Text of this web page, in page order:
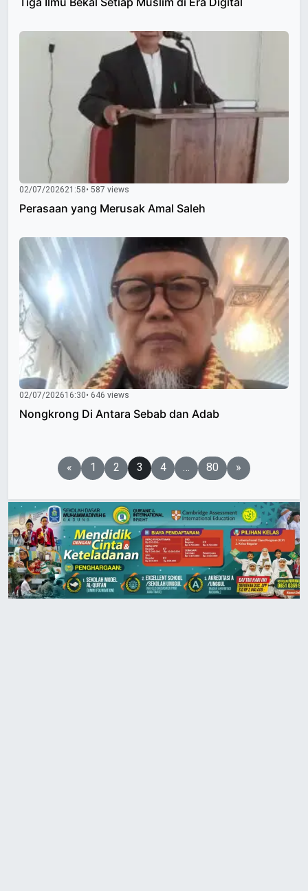
02/07/202621:58• 587 views
Perasaan yang Merusak Amal Saleh
02/07/202616:30• 646 views
Nongkrong Di Antara Sebab dan Adab
Paginasi
« 1 2 3 4 … 80 »